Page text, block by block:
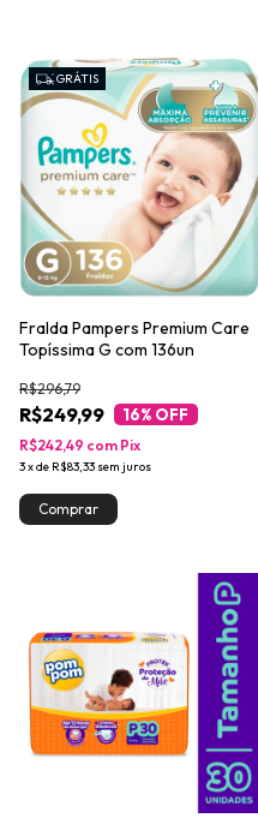
GRÁTIS
Fralda Pampers Premium Care
Topíssima G com 136un
R$249,99
R$296,79
16% OFF
3xde R$83,33 sem juros
R$242,49 com Pix